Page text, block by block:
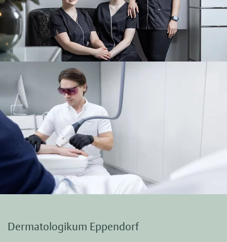
Dermatologikum Eppendorf